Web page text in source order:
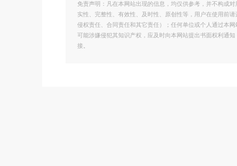
免责声明：凡在本网站出现的信息，均仅供参考，并不构成
实性、完整性、有效性、及时性、原创性等，用户在使用前
侵权责任、合同责任和其它责任）；任何单位或个人通过本
可能涉嫌侵犯其知识产权，应及时向本网站提出书面权利通
接。